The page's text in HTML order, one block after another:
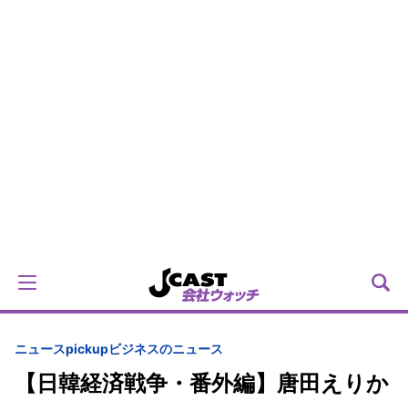
ニュースpickupビジネスのニュース
【日韓経済戦争・番外編】唐田えりか